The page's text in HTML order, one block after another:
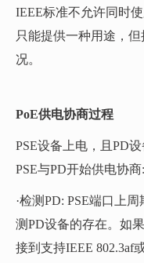
IEEE标准不允许同时
只能提供一种用途，
况。
PoE供电协商过程
PSE设备上电，且PD
PSE与PD开始供电协商:
·检测PD: PSE端口上
测PD设备的存在。如
接到支持IEEE 802.3af